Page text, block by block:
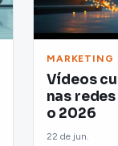
MARKETING
Vídeos
nas
o 2026
22 de jun.